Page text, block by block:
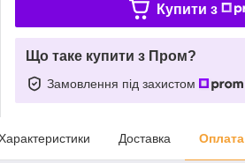
Купити з
Що таке купити з Пром?
Замовлення під захистом
Доставка Оплата